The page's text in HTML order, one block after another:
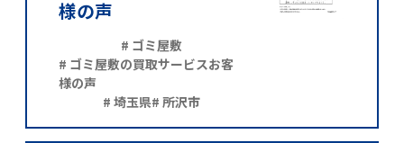
様の声
# ゴミ屋敷
# ゴミ屋敷の買取サービスお客
様の声
# 埼玉県# 所沢市